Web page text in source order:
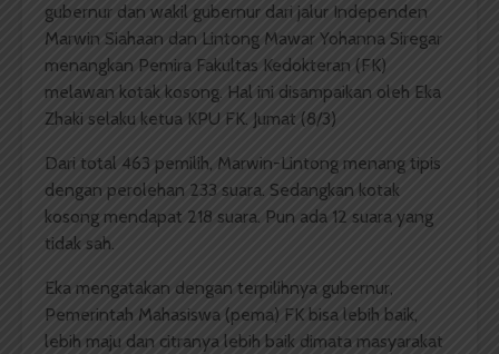
gubernur dan wakil gubernur dari jalur Independen
Marwin Siahaan dan Lintong Mawar Yohanna Siregar
menangkan Pemira Fakultas Kedokteran (FK)
melawan kotak kosong. Hal ini disampaikan oleh Eka
Zhaki selaku ketua KPU FK. Jumat (8/3)
Dari total 463 pemilih, Marwin-Lintong menang tipis
dengan perolehan 233 suara. Sedangkan kotak
kosong mendapat 218 suara. Pun ada 12 suara yang
tidak sah.
Eka mengatakan dengan terpilihnya gubernur,
Pemerintah Mahasiswa (pema) FK bisa lebih baik,
lebih maju dan citranya lebih baik dimata masyarakat